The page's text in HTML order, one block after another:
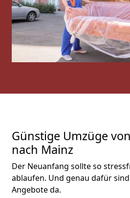
Günstige Umzüge
nach Mainz
Der Neuanfang sollte so
ablaufen. Und genau dafür
Angebote da.